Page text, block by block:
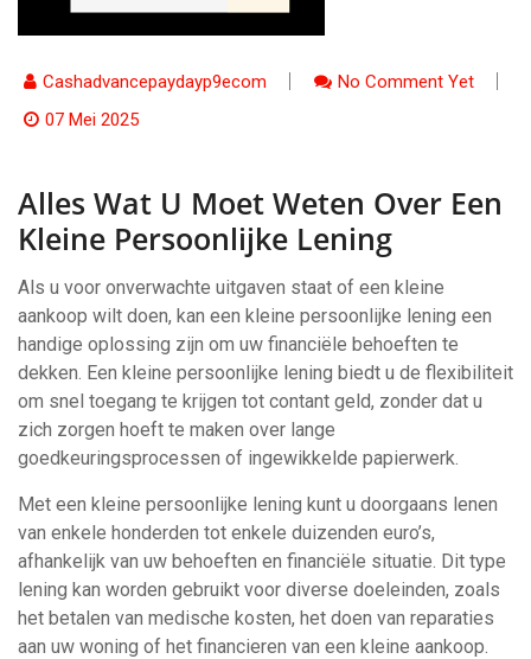
Cashadvancepaydayp9ecom
No Comment Yet
07 Mei 2025
Alles Wat U Moet Weten Over Een
Kleine Persoonlijke Lening
Als u voor onverwachte uitgaven staat of een kleine
aankoop wilt doen, kan een kleine persoonlijke lening een
handige oplossing zijn om uw financiële behoeften te
dekken. Een kleine persoonlijke lening biedt u de flexibiliteit
om snel toegang te krijgen tot contant geld, zonder dat u
zich zorgen hoeft te maken over lange
goedkeuringsprocessen of ingewikkelde papierwerk.
Met een kleine persoonlijke lening kunt u doorgaans lenen
van enkele honderden tot enkele duizenden euro’s,
afhankelijk van uw behoeften en financiële situatie. Dit type
lening kan worden gebruikt voor diverse doeleinden, zoals
het betalen van medische kosten, het doen van reparaties
aan uw woning of het financieren van een kleine aankoop.